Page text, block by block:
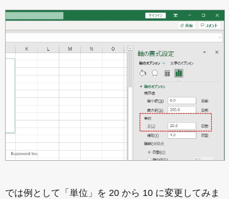
では例として「単位」を 20 から 10 に変更してみま